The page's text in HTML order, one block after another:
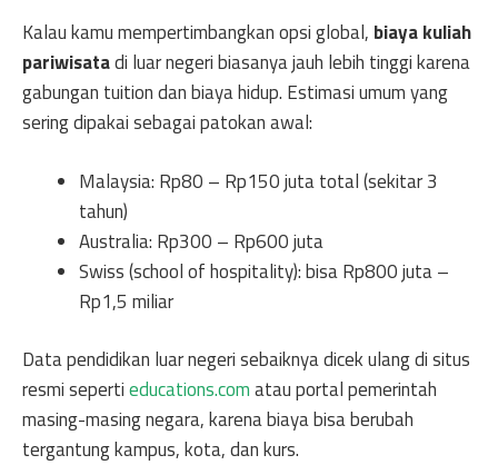
Kalau kamu mempertimbangkan opsi global, biaya kuliah
pariwisatadi luar negeri biasanya jauh lebih tinggi karena
gabungan tuition dan biaya hidup. Estimasi umum yang
sering dipakai sebagai patokan awal:
Malaysia: Rp80 – Rp150 juta total (sekitar 3
tahun)
Australia: Rp300 – Rp600 juta
Swiss (school of hospitality): bisa Rp800 juta –
Rp1,5 miliar
Data pendidikan luar negeri sebaiknya dicek ulang di situs
resmi sepertieducations.comatau portal pemerintah
masing-masing negara, karena biaya bisa berubah
tergantung kampus, kota, dan kurs.